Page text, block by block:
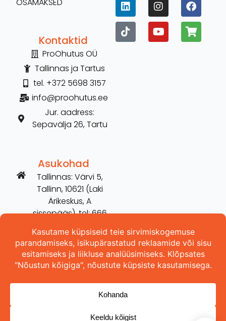
Kontaktid
ProOhutus OÜ
Tallinnas ja Tartus
tel. +372 5698 3157
info@proohutus.ee
Jur. aadress:
Sepavälja 26, Tartu
Asukohad
Tallinnas: Värvi 5,
Tallinn, 10621 (Laki
Ärikeskus, A
sissepääs), tel: 666
Tartus: Võru 254,
Tartu, 50115 (vana
Hilarise maja), tel: